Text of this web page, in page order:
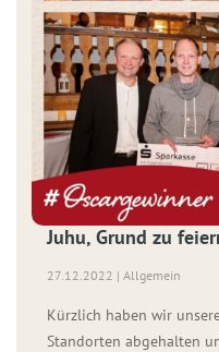
Juhu, Grund zu
27.12.2022 | Allgemein
Kürzlich haben wir
Standorten abgehalten